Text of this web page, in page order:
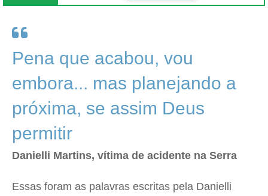
Pena que acabou, vou
embora... mas planejando a
próxima, se assim Deus
permitir
Danielli Martins, vítima de acidente na Serra
Essas foram as palavras escritas pela Danielli